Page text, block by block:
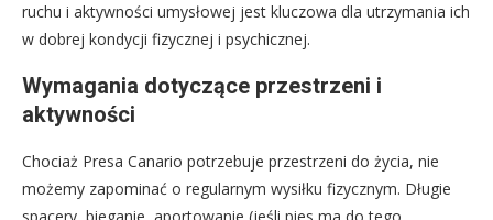
ruchu i aktywności umysłowej jest kluczowa dla utrzymania ich
w dobrej kondycji fizycznej i psychicznej.
Wymagania dotyczące przestrzeni i
aktywności
Chociaż Presa Canario potrzebuje przestrzeni do życia, nie
możemy zapominać o regularnym wysiłku fizycznym. Długie